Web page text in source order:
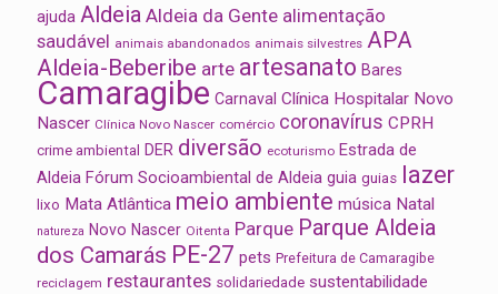
ajuda Aldeia Aldeia da Gente alimentação
saudável animais abandonados animais silvestres APA
Aldeia-Beberibe arte artesanato Bares
Camaragibe Carnaval Clínica Hospitalar Novo
Nascer Clínica Novo Nascer comércio coronavírus CPRH
crime ambiental DER diversão ecoturismo Estrada de
Aldeia Fórum Socioambiental de Aldeia guia guias lazer
lixo Mata Atlântica meio ambiente música Natal
natureza Novo Nascer Oitenta Parque Parque Aldeia
dos Camarás PE-27 pets Prefeitura de Camaragibe
reciclagem restaurantes solidariedade sustentabilidade